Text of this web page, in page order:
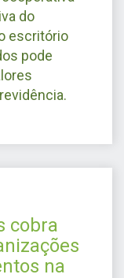
do
escritório
pode
cobra
na